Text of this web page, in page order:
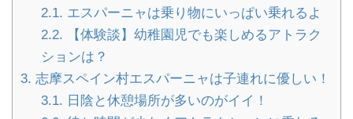
2.1. エスパーニャは乗り物にいっぱい乗れるよ
2.2. 【体験談】幼稚園児でも楽しめるアトラク
ションは？
3. 志摩スペイン村エスパーニャは子連れに優しい！
3.1. 日陰と休憩場所が多いのがイイ！